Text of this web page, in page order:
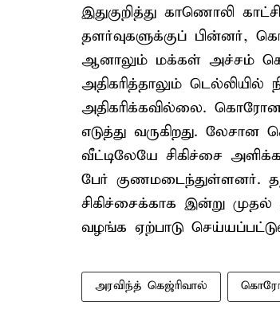
இதுகுறித்து காணொலி
தளர்வுகளுக்குப் பின்னர்,
ஆனாலும் மக்கள் அச்சம்
அதிகரித்தாலும்
அதிகரிக்கவில்லை.
எடுத்து வருகிறது.
வீட்டிலேயே சிகிச்சை
பேர் குணமடைந்துள்ளனர்.
சிகிச்சைக்காக இன்று முதல்
வழங்க ஏற்பாடு
அரவிந்த் கெஜ்ரிவால்